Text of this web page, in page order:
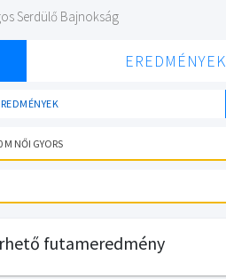
Serdülő Bajnokság
EREDMÉNYEK
M NŐI GYORS
futameredmény